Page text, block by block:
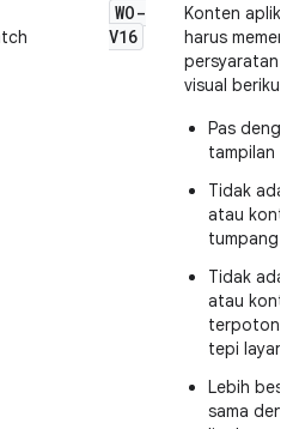
WO-
V16
Konten
harus
persyaratan
visual berikut:
Pas
tampilan
Tidak ada
atau
tumpang-
Tidak ada
atau
terpotong
tepi layar.
Lebih
sama